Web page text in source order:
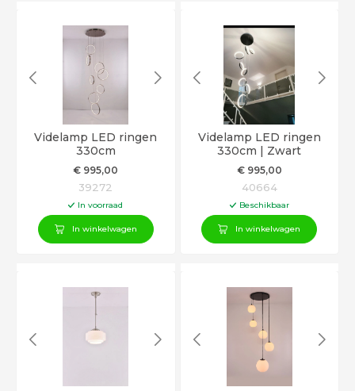
Videlamp LED ringen
330cm
€ 995,00
39272
In voorraad
In winkelwagen
Videlamp LED ringen
330cm | Zwart
€995,00
40664
Beschikbaar
In winkelwagen